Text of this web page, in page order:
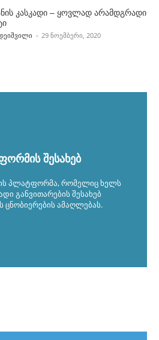
კასკადი – ყოვლად არამდგრადი
29 ᲜᲝᲔᲛᲑᲔᲠᲘ, 2020
შესახებ
პლატფორმა, რომელიც ხელს
განვითარების შესახებ
ცნობიერების ამაღლებას.